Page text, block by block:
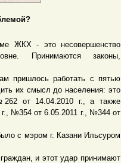
ЖКХ - это несовершенство
Принимаются законы,
пришлось работать с пятью
их смысл до населения: это
от 14.04.2010 г., а также
№354 от 6.05.2011 г., №344 от
с мэром г. Казани Ильсуром
и этот удар принимают